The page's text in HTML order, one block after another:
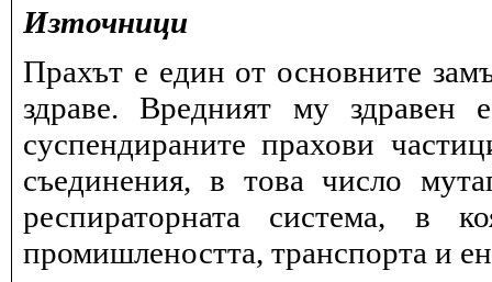
Източници
Прахът е един от основните
здраве. Вредният му здравен
суспендираните прахови
съединения, в това число
респираторната система, в
промишлеността, транспорта и